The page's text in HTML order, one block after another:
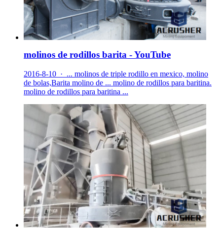
molinos de rodillos barita - YouTube
2016-8-10 · ... molinos de triple rodillo en mexico, molino
de bolas,Barita molino de ... molino de rodillos para baritina.
molino de rodillos para baritina ...